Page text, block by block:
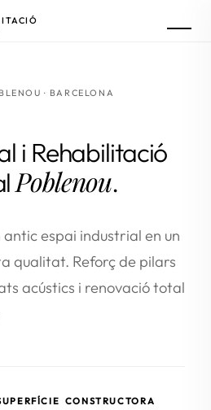
· BARCELONA
i Rehabilitació
Poblenou.
espai industrial en un
qualitat. Reforç de pilars
acústics i renovació total
CONSTRUCTORA